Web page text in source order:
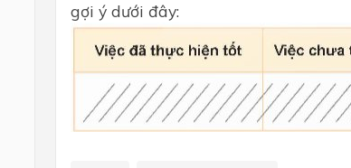
gợi ý dưới đây: